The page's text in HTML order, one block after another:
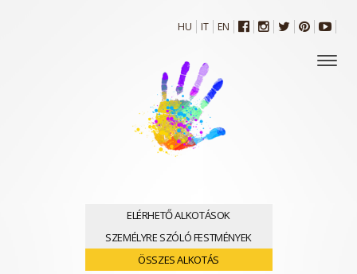
HU IT EN
ELÉRHETŐ ALKOTÁSOK
SZEMÉLYRE SZÓLÓ FESTMÉNYEK
ÖSSZES ALKOTÁS